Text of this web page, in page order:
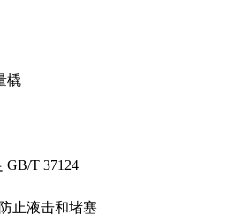
橇
GB/T 37124
止液击和堵塞